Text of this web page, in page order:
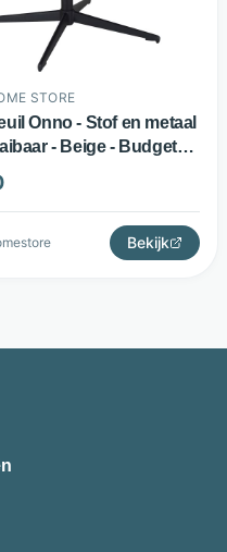
STORE
Onno - Stof en metaal
- Beige - Budget
Bekijk